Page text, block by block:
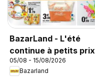
BazarLand - L'été
continue à petits prix
05/08 - 15/08/2026
Bazarland